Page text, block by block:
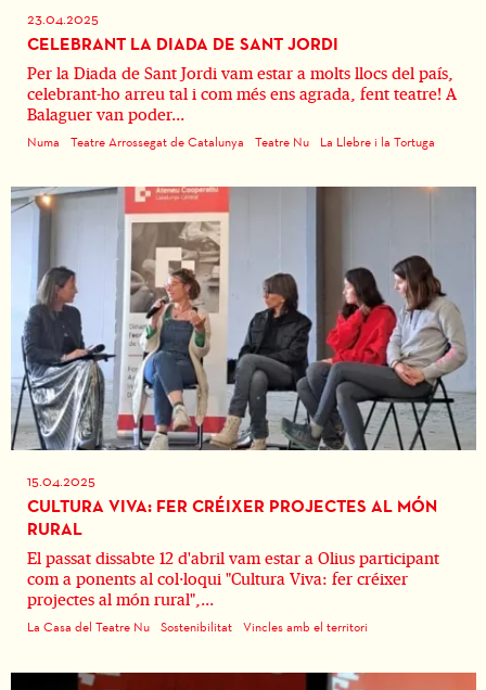
23.04.2025
CELEBRANT LA DIADA DE SANT JORDI
Per la Diada de Sant Jordi vam estar a molts llocs del país,
celebrant-ho arreu tal i com més ens agrada, fent teatre! A
Balaguer van poder...
Numa Teatre Arrossegat de Catalunya Teatre Nu La Llebre i la Tortuga
15.04.2025
CULTURA VIVA: FER CRÉIXER PROJECTES AL MÓN
RURAL
El passat dissabte 12 d'abril vam estar a Olius participant
com a ponents al col·loqui "Cultura Viva: fer créixer
projectes al món rural",...
La Casa del Teatre Nu Sostenibilitat Vincles amb el territori